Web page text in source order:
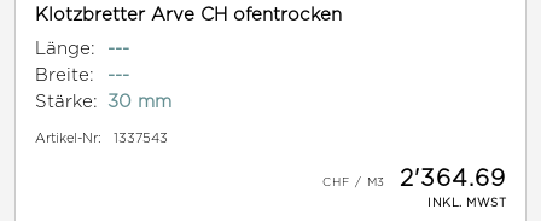
Klotzbretter Arve CH ofentrocken
Länge:
---
Breite:
---
Stärke:
30 mm
Artikel-Nr: 1337543
2'364.69
INKL. MWST